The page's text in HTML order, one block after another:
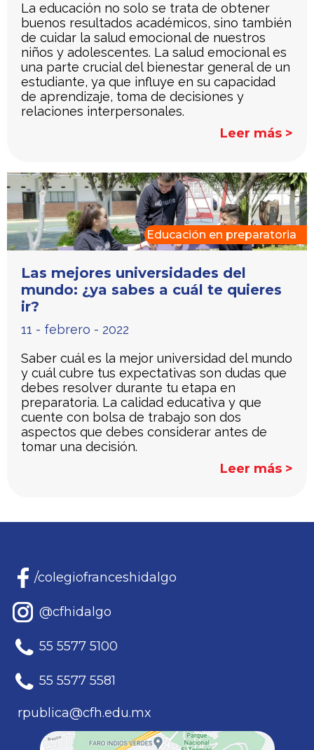
La educación no solo se trata de obtener
buenos resultados académicos, sino también
de cuidar la salud emocional de nuestros
niños y adolescentes. La salud emocional es
una parte crucial del bienestar general de un
estudiante, ya que influye en su capacidad
de aprendizaje, toma de decisiones y
relaciones interpersonales.
Leer más >
Educación en preparatoria
Las mejores universidades del
mundo: ¿ya sabes a cuál te quieres
ir?
11 - febrero - 2022
Saber cuál es la mejor universidad del mundo
y cuál cubre tus expectativas son dudas que
debes resolver durante tu etapa en
preparatoria. La calidad educativa y que
cuente con bolsa de trabajo son dos
aspectos que debes considerar antes de
tomar una decisión.
Leer más >
/colegiofranceshidalgo
@cfhidalgo
55 5577 5100
55 5577 5581
rpublica@cfh.edu.mx